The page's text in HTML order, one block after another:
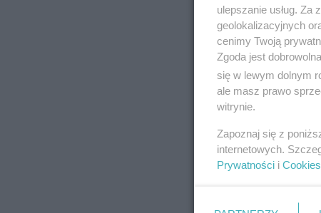
ulepszanie usług. Za
geolokalizacyjnych
cenimy Twoją
Zgoda jest
się w lewym dolnym
ale masz prawo
witrynie.
Zapoznaj się z
internetowych.
Prywatności i Cookies